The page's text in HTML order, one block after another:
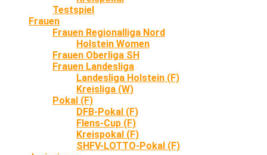
Testspiel
Frauen
Frauen Regionalliga Nord
Holstein Women
Frauen Oberliga SH
Frauen Landesliga
Landesliga Holstein (F)
Kreisliga (W)
Pokal (F)
DFB-Pokal (F)
Flens-Cup (F)
Kreispokal (F)
SHFV-LOTTO-Pokal (F)